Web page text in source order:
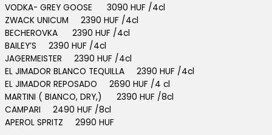
VODKA- GREY GOOSE 3090 HUF /4cl
ZWACK UNICUM 2390 HUF /4cl
BECHEROVKA 2390 HUF /4cl
BAILEY’S 2390 HUF /4cl
JAGERMEISTER 2390 HUF /4cl
EL JIMADOR BLANCO TEQUILLA 2390 HUF /4cl
EL JIMADOR REPOSADO 2690 HUF /4 cl
MARTINI ( BIANCO, DRY,) 2390 HUF /8cl
CAMPARI 2490 HUF /8cl
APEROL SPRITZ 2990 HUF